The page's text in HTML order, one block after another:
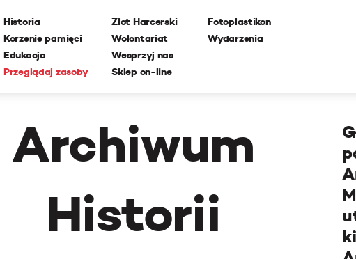
Historia
Korzenie pamięci
Edukacja
Przeglądaj zasoby
Zlot Harcerski
Wolontariat
Wesprzyj nas
Sklep on-line
Fotoplastikon
Wydarzenia
Archiwum
Historii